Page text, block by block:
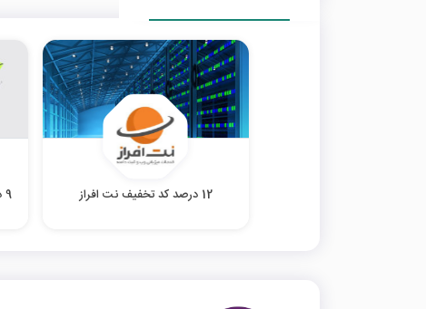
12 درصد کد تخفیف نت افراز 9 درصد کد تخفیف میهن وب هاست